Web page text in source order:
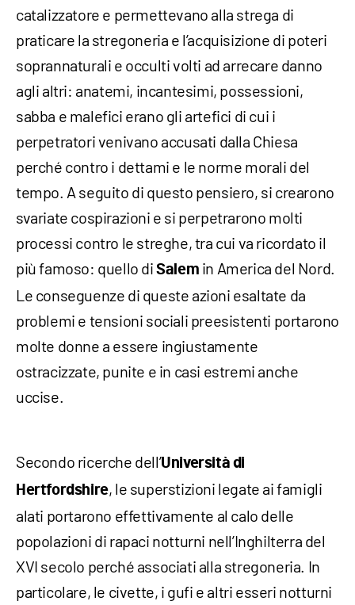
catalizzatore e permettevano alla strega di
praticare la stregoneria e l’acquisizione di poteri
soprannaturali e occulti volti ad arrecare danno
agli altri: anatemi, incantesimi, possessioni,
sabba e malefici erano gli artefici di cui i
perpetratori venivano accusati dalla Chiesa
perché contro i dettami e le norme morali del
tempo. A seguito di questo pensiero, si crearono
svariate cospirazioni e si perpetrarono molti
processi contro le streghe, tra cui va ricordato il
più famoso: quello diSalem in America del Nord.
Le conseguenze di queste azioni esaltate da
problemi e tensioni sociali preesistenti portarono
molte donne a essere ingiustamente
ostracizzate, punite e in casi estremi anche
uccise.
Secondo ricerche dell’Università di
Hertfordshire, le superstizioni legate ai famigli
alati portarono effettivamente al calo delle
popolazioni di rapaci notturni nell’Inghilterra del
XVI secolo perché associati alla stregoneria. In
particolare, le civette, i gufi e altri esseri notturni